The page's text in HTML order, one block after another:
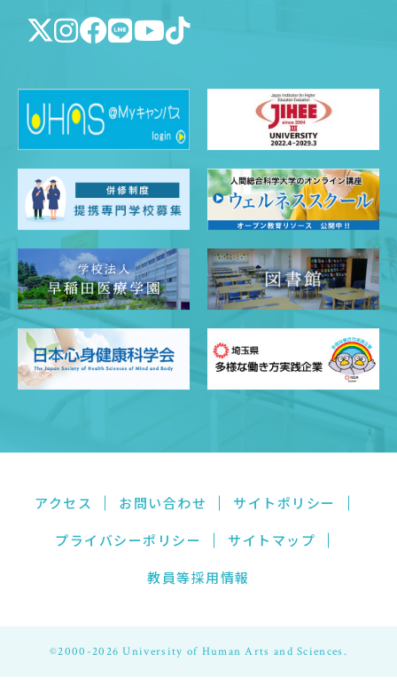
アクセス お問い合わせ
サイトポリシー
プライバシーポリシー
サイトマップ
教員等採用情報
©2000-2026 University of Human Arts and Sciences.